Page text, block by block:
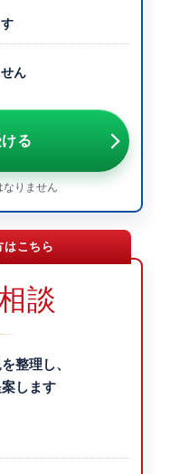
ん
る
りません
はこちら
談
整理し、
します